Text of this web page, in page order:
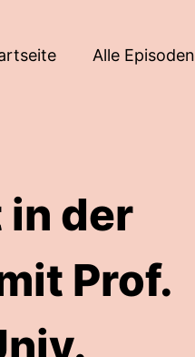
Alle Episoden
der
Prof.